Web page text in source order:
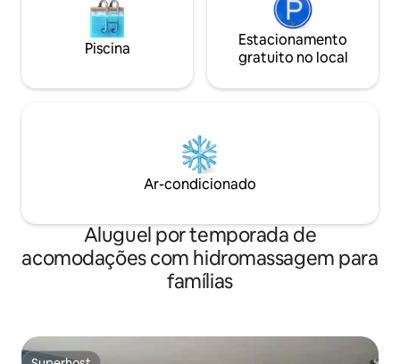
Piscina
Estacionamento
gratuito no local
Ar-condicionado
Aluguel por temporada de
acomodações com hidromassagem para
famílias